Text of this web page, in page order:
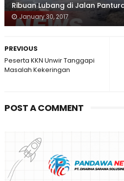
Ribuan Lubang di Jalan
January 30, 2017
PREVIOUS
Peserta KKN Unwir Tanggapi
Masalah Kekeringan
POST A COMMENT